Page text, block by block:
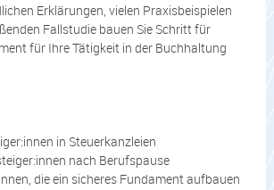
Erklärungen, vielen Praxisbeispielen
Fallstudie bauen Sie Schritt für
für Ihre Tätigkeit in der Buchhaltung
in Steuerkanzleien
nach Berufspause
die ein sicheres Fundament aufbauen